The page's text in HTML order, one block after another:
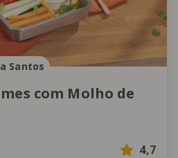
Santos
com Molho de
4,7